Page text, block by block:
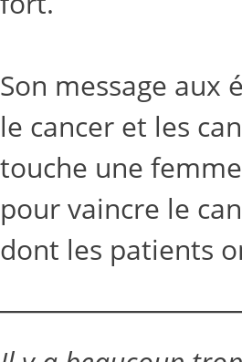
Son message aux
le cancer et les
touche une
pour vaincre le
dont les patients